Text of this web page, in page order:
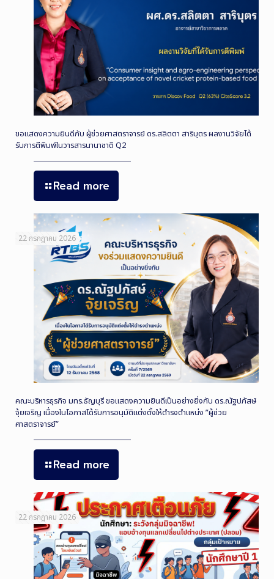
ขอแสดงความยินดีกับ ผู้ช่วยศาสตราจารย์ ดร.สลิตตา สาริบุตร ผลงานวิจัยได้
รับการตีพิมพ์ในวารสารนานาชาติ Q2
Read more
22 กรกฎาคม 2026
คณะบริหารธุรกิจ มทร.ธัญบุรี ขอแสดงความยินดีเป็นอย่างยิ่งกับ ดร.ณัฐปภัสษ์
จุ้ยเจริญ เนื่องในโอกาสได้รับการอนุมัติแต่งตั้งให้ดำรงตำแหน่ง ”ผู้ช่วย
ศาสตราจารย์”
Read more
22 กรกฎาคม 2026